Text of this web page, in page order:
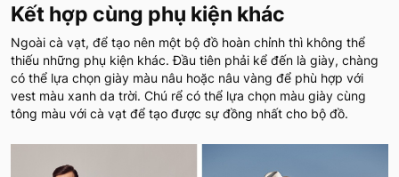
Kết hợp cùng phụ kiện khác
Ngoài cà vạt, để tạo nên một bộ đồ hoàn chỉnh thì không thể
thiếu những phụ kiện khác. Đầu tiên phải kể đến là giày, chàng
có thể lựa chọn giày màu nâu hoặc nâu vàng để phù hợp với
vest màu xanh da trời. Chú rể có thể lựa chọn màu giày cùng
tông màu với cà vạt để tạo được sự đồng nhất cho bộ đồ.